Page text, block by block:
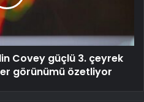
Covey güçlü 3. çeyrek
görünümü özetliyor